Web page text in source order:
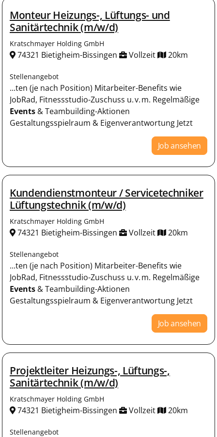
Monteur Heizungs-, Lüftungs- und
Sanitärtechnik (m/w/d)
Kratschmayer Holding GmbH
74321 Bietigheim-Bissingen Vollzeit 20km
Stellenangebot
...ten (je nach Position) Mitarbeiter-Benefits wie
JobRad, Fitnessstudio-Zuschuss u. v. m. Regelmäßige
Events & Teambuilding-Aktionen
Gestaltungsspielraum & Eigenverantwortung Jetzt
Job ansehen
Kundendienstmonteur / Servicetechniker
Lüftungstechnik (m/w/d)
Kratschmayer Holding GmbH
74321 Bietigheim-Bissingen Vollzeit 20km
Stellenangebot
...ten (je nach Position) Mitarbeiter-Benefits wie
JobRad, Fitnessstudio-Zuschuss u. v. m. Regelmäßige
Events & Teambuilding-Aktionen
Gestaltungsspielraum & Eigenverantwortung Jetzt
Job ansehen
Projektleiter Heizungs-, Lüftungs-,
Sanitärtechnik (m/w/d)
Kratschmayer Holding GmbH
74321 Bietigheim-Bissingen Vollzeit 20km
Stellenangebot